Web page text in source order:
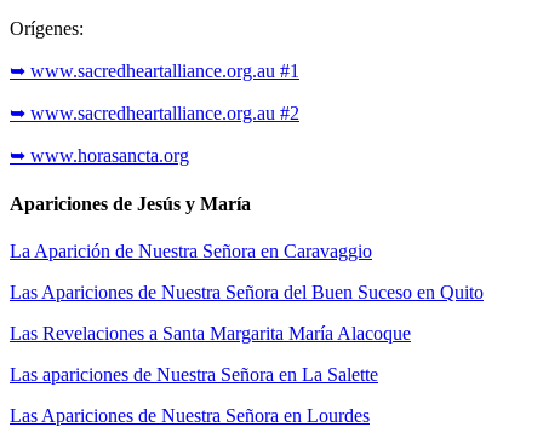
Orígenes:
➥ www.sacredheartalliance.org.au #1
➥ www.sacredheartalliance.org.au #2
➥ www.horasancta.org
Apariciones de Jesús y María
La Aparición de Nuestra Señora en Caravaggio
Las Apariciones de Nuestra Señora del Buen Suceso en Quito
Las Revelaciones a Santa Margarita María Alacoque
Las apariciones de Nuestra Señora en La Salette
Las Apariciones de Nuestra Señora en Lourdes